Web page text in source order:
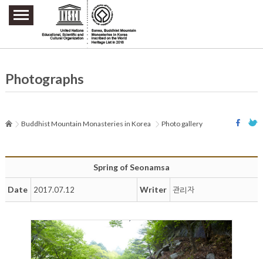
주요메뉴 바로가기
본문 바로가기
하단메뉴 바로가기
Photographs
Buddhist Mountain Monasteries in Korea Photo gallery
Spring of Seonamsa
Date 2017.07.12 Writer 관리자